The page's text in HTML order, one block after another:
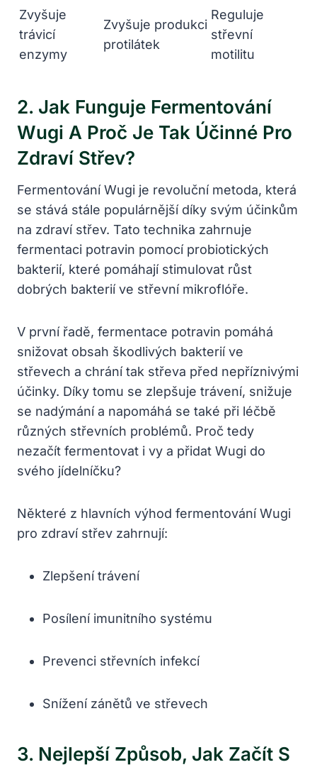
Zvyšuje
trávicí
enzymy
Zvyšuje produkci
protilátek
Reguluje
střevní
motilitu
2. Jak Funguje Fermentování
Wugi A Proč Je Tak Účinné Pro
Zdraví Střev?
Fermentování Wugi je revoluční metoda, která
se stává stále populárnější díky svým účinkům
na zdraví střev. Tato technika zahrnuje
fermentaci potravin pomocí probiotických
bakterií, které pomáhají stimulovat růst
dobrých bakterií ve střevní mikroflóře.
V první řadě, fermentace potravin pomáhá
snižovat obsah škodlivých bakterií ve
střevech a chrání tak střeva před nepříznivými
účinky. Díky tomu se zlepšuje trávení, snižuje
se nadýmání a napomáhá se také při léčbě
různých střevních problémů. Proč tedy
nezačít fermentovat i vy a přidat Wugi do
svého jídelníčku?
Některé z hlavních výhod fermentování Wugi
pro zdraví střev zahrnují:
Zlepšení trávení
Posílení imunitního systému
Prevenci střevních infekcí
Snížení zánětů ve střevech
3. Nejlepší Způsob, Jak Začít S